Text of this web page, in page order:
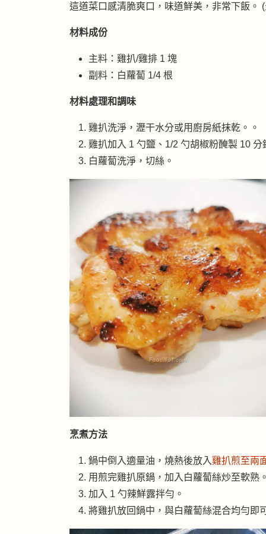
這道菜口感清脆爽口，味道鮮美，非常下飯。
材料成份
主料：雞扒/雞排 1 塊
副料：白蘿蔔 1/4 根
材料處理和調味
雞扒洗淨，瀝干水分或用廚房紙抹乾。。
雞扒加入 1 勺鹽、1/2 勺胡椒粉醃製 10 分
白蘿蔔洗淨，切絲。
烹煮方法
鍋中倒入適量油，燒熱後放入雞扒煎至兩
用煎完雞扒原鍋，加入白蘿蔔絲炒至軟熟
加入 1 勺辣鮮露拌勻。
將雞扒放回鍋中，與白蘿蔔絲混合均勻即